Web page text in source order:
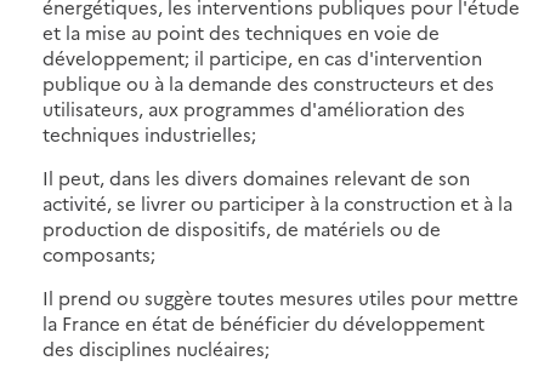
énergétiques, les interventions publiques pour l'étude
et la mise au point des techniques en voie de
développement; il participe, en cas d'intervention
publique ou à la demande des constructeurs et des
utilisateurs, aux programmes d'amélioration des
techniques industrielles;
Il peut, dans les divers domaines relevant de son
activité, se livrer ou participer à la construction et à la
production de dispositifs, de matériels ou de
composants;
Il prend ou suggère toutes mesures utiles pour mettre
la France en état de bénéficier du développement
des disciplines nucléaires;